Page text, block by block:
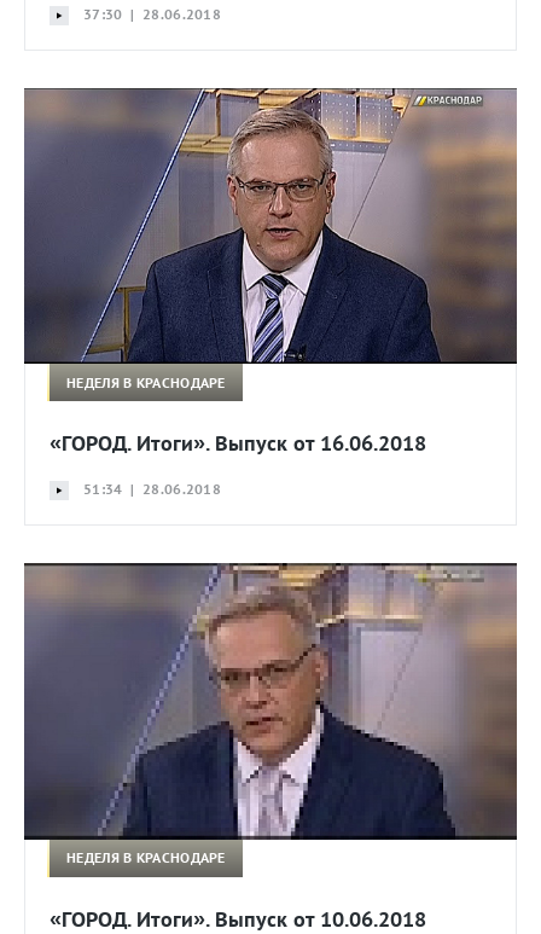
37:30 | 28.06.2018
НЕДЕЛЯ В КРАСНОДАРЕ
«ГОРОД. Итоги». Выпуск от 16.06.2018
51:34 | 28.06.2018
НЕДЕЛЯ В КРАСНОДАРЕ
«ГОРОД. Итоги». Выпуск от 10.06.2018